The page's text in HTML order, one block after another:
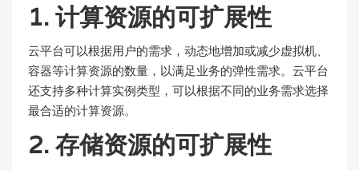
1. 计算资源的可扩展性
云平台可以根据用户的需求，动态地增加或减少虚拟机、
容器等计算资源的数量，以满足业务的弹性需求。云平台
还支持多种计算实例类型，可以根据不同的业务需求选择
最合适的计算资源。
2. 存储资源的可扩展性